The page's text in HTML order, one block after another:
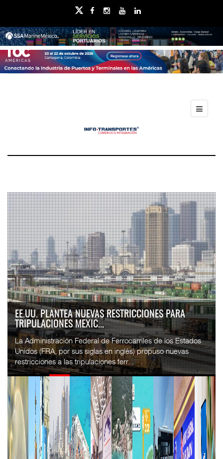
EE.UU. PLANTEA NUEVAS RESTRICCIONES PARA
TRIPULACIONES MEXIC...
La Administración Federal de Ferrocarriles de los Estados
Unidos (FRA, por sus siglas en inglés) propuso nuevas
restricciones a las tripulaciones ferr...